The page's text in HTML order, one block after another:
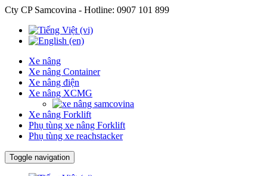
Cty CP Samcovina - Hotline: 0907 101 899
Xe nâng
Xe nâng Container
Xe nâng điện
Xe nâng XCMG
Xe nâng Forklift
Phụ tùng xe nâng Forklift
Phụ tùng xe reachstacker
Toggle navigation